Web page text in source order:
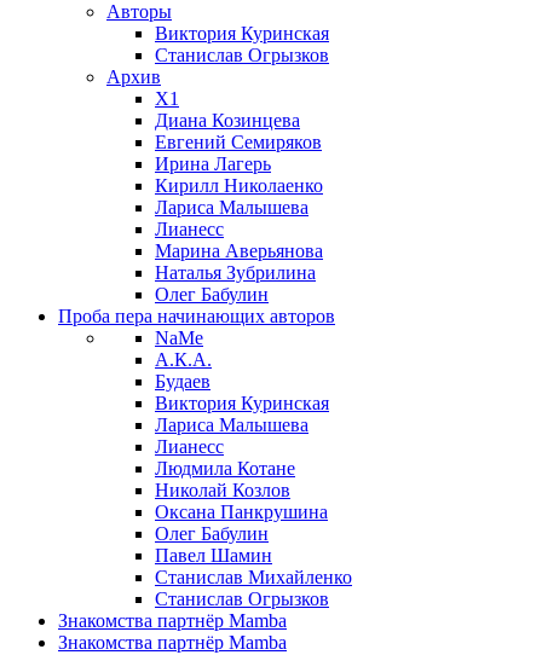
Авторы
Виктория Куринская
Станислав Огрызков
Архив
X1
Диана Козинцева
Евгений Семиряков
Ирина Лагерь
Кирилл Николаенко
Лариса Малышева
Лианесс
Марина Аверьянова
Наталья Зубрилина
Олег Бабулин
Проба пера начинающих авторов
NaMe
А.К.А.
Будаев
Виктория Куринская
Лариса Малышева
Лианесс
Людмила Котане
Николай Козлов
Оксана Панкрушина
Олег Бабулин
Павел Шамин
Станислав Михайленко
Станислав Огрызков
Знакомства партнёр Mamba
Знакомства партнёр Mamba